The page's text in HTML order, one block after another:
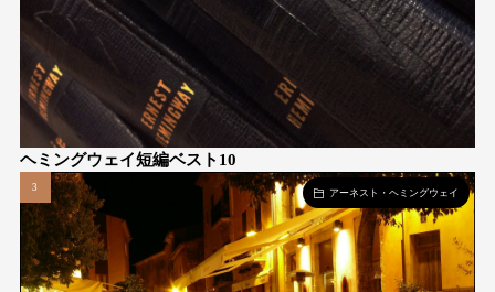
ヘミングウェイ短編ベスト10
アーネスト・ヘミングウェイ